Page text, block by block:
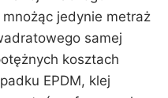
jedynie metraż
samej
kosztach
EPDM, klej